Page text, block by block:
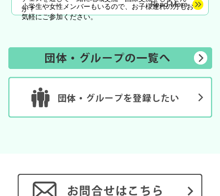
か？
小学生や女性メンバーもいるので、お子様連れの方もお
気軽にご参加ください。